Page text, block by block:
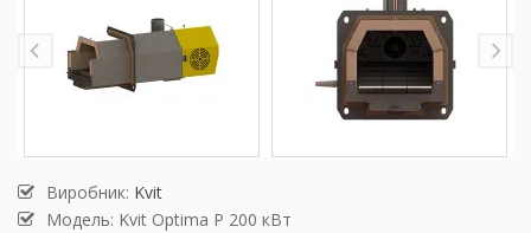
Виробник: Kvit
Модель: Kvit Optima P 200 кВт